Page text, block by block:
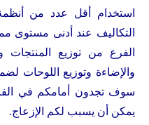
استخدام أقل عدد من
التكاليف عند أدنى
الفرع من توزيع
والإضاءة وتوزيع اللوحات
سوف تجدون أمامكم في
يمكن أن يسبب لكم الإزعاج.